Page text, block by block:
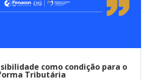
como condição para o
Tributária